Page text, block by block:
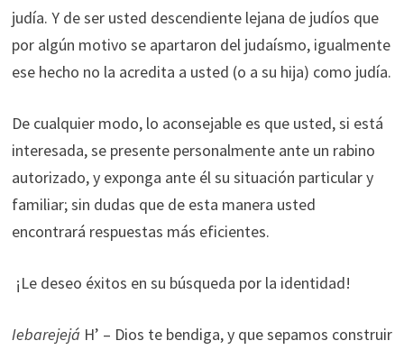
judía. Y de ser usted descendiente lejana de judíos que
por algún motivo se apartaron del judaísmo, igualmente
ese hecho no la acredita a usted (o a su hija) como judía.
De cualquier modo, lo aconsejable es que usted, si está
interesada, se presente personalmente ante un rabino
autorizado, y exponga ante él su situación particular y
familiar; sin dudas que de esta manera usted
encontrará respuestas más eficientes.
¡Le deseo éxitos en su búsqueda por la identidad!
Iebarejejá H’ – Dios te bendiga, y que sepamos construir